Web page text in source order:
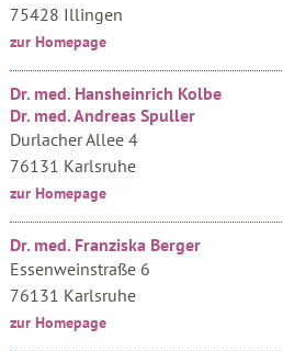
75428 Illingen
zur Homepage
Dr. med. Hansheinrich Kolbe
Dr. med. Andreas Spuller
Durlacher Allee 4
76131 Karlsruhe
zur Homepage
Dr. med. Franziska Berger
Essenweinstraße 6
76131 Karlsruhe
zur Homepage